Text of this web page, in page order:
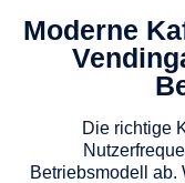
Moderne
Die richtige
Betriebsmodell ab.